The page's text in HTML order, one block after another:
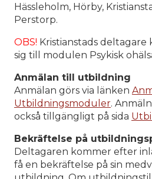
Hässleholm, Hörby,
Perstorp.
OBS! Kristianstads deltagare
sig till modulen Psykisk
Anmälan till utbildning
Anmälan görs via länken
Utbildningsmoduler.
också tillgängligt på sida
Bekräftelse på
Deltagaren kommer efter
få en bekräftelse på sin